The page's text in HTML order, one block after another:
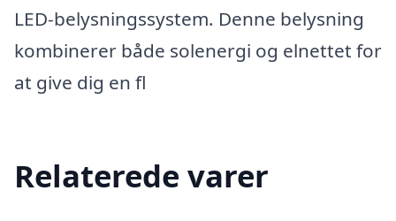
LED-belysningssystem. Denne belysning
kombinerer både solenergi og elnettet for
at give dig en fl
Relaterede varer